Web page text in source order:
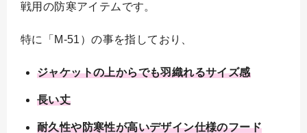
戦用の防寒アイテムです。
特に「M-51）の事を指しており、
ジャケットの上からでも羽織れるサイズ感
長い丈
耐久性や防寒性が高いデザイン仕様のフード